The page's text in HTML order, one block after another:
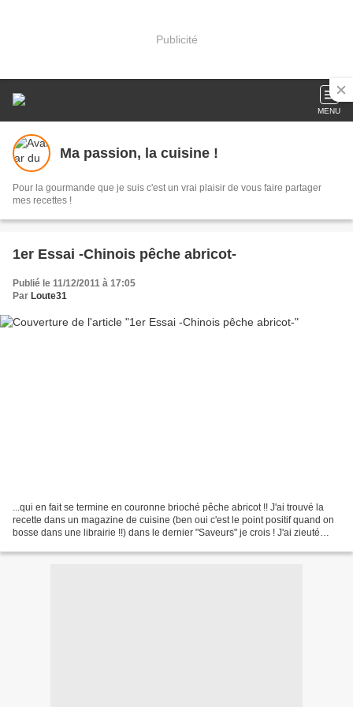
Publicité
MENU
Ma passion, la cuisine !
Pour la gourmande que je suis c'est un vrai plaisir de vous faire partager
mes recettes !
1er Essai -Chinois pêche abricot-
Publié le 11/12/2011 à 17:05
Par Loute31
...qui en fait se termine en couronne brioché pêche abricot !! J'ai trouvé la
recette dans un magazine de cuisine (ben oui c'est le point positif quand on
bosse dans une librairie !!) dans le dernier "Saveurs" je crois ! J'ai zieuté